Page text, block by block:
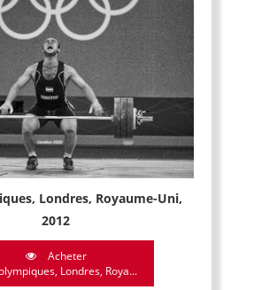
Londres, Royaume-Uni,
2012
Acheter
Londres, Roya...